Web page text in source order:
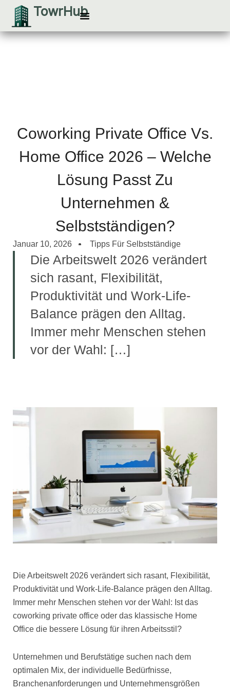
Zum
Inhalt
springen
TowrHub
Coworking Private Office Vs.
Home Office 2026 – Welche
Lösung Passt Zu
Unternehmen &
Selbstständigen?
Januar 10, 2026 Tipps Für Selbstständige
Die Arbeitswelt 2026 verändert
sich rasant, Flexibilität,
Produktivität und Work-Life-
Balance prägen den Alltag.
Immer mehr Menschen stehen
vor der Wahl: […]
Die Arbeitswelt 2026 verändert sich rasant, Flexibilität,
Produktivität und Work-Life-Balance prägen den Alltag.
Immer mehr Menschen stehen vor der Wahl: Ist das
coworking private office oder das klassische Home
Office die bessere Lösung für ihren Arbeitsstil?
Unternehmen und Berufstätige suchen nach dem
optimalen Mix, der individuelle Bedürfnisse,
Branchenanforderungen und Unternehmensgrößen